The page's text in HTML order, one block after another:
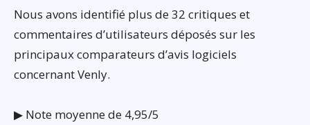
Nous avons identifié plus de 32 critiques et
commentaires d’utilisateurs déposés sur les
principaux comparateurs d’avis logiciels
concernant Venly.
▶ Note moyenne de 4,95/5